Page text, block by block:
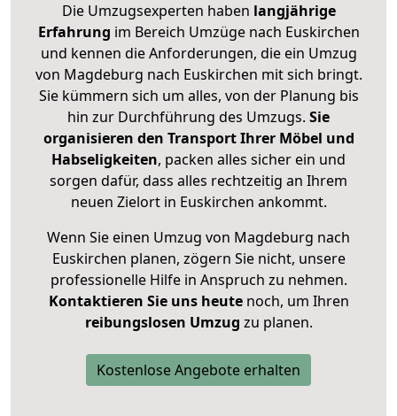
Die Umzugsexperten haben langjährige
Erfahrung im Bereich Umzüge nach Euskirchen
und kennen die Anforderungen, die ein Umzug
von Magdeburg nach Euskirchen mit sich bringt.
Sie kümmern sich um alles, von der Planung bis
hin zur Durchführung des Umzugs. Sie
organisieren den Transport Ihrer Möbel und
Habseligkeiten, packen alles sicher ein und
sorgen dafür, dass alles rechtzeitig an Ihrem
neuen Zielort in Euskirchen ankommt.
Wenn Sie einen Umzug von Magdeburg nach
Euskirchen planen, zögern Sie nicht, unsere
professionelle Hilfe in Anspruch zu nehmen.
Kontaktieren Sie uns heutenoch, um Ihren
reibungslosen Umzug zu planen.
Kostenlose Angebote erhalten